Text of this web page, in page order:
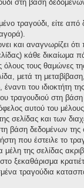
στη βάση
τραγούδι, είτε
και αναγνωρίζει
κάθε
όλους τους
μετά τη
του ιδιοκτήτη
στη
αυτού του
σελίδας και των
δεδομένων της
που έστειλε το
μέλη της σελίδας
ξεκαθάρισμα
τραγούδια